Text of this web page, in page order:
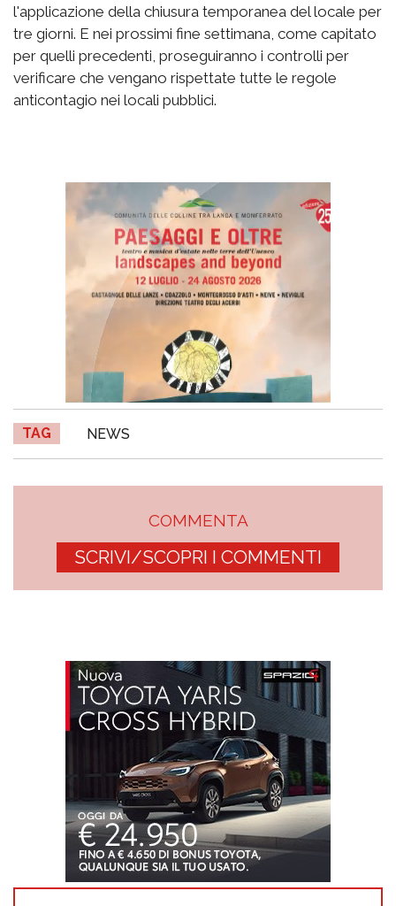
l'applicazione della chiusura temporanea del locale per
tre giorni. E nei prossimi fine settimana, come capitato
per quelli precedenti, proseguiranno i controlli per
verificare che vengano rispettate tutte le regole
anticontagio nei locali pubblici.
TAG NEWS
COMMENTA
SCRIVI/SCOPRI I COMMENTI